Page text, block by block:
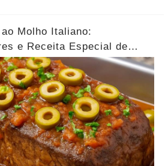
Molho Italiano:
e Receita Especial de